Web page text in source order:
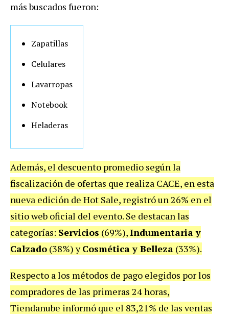
más buscados fueron:
Zapatillas
Celulares
Lavarropas
Notebook
Heladeras
Además, el descuento promedio según la
fiscalización de ofertas que realiza CACE, en esta
nueva edición de Hot Sale, registró un 26% en el
sitio web oficial del evento. Se destacan las
categorías: Servicios (69%),Indumentaria y
Calzado (38%) yCosmética y Belleza (33%).
Respecto a los métodos de pago elegidos por los
compradores de las primeras 24 horas,
Tiendanube informó que el 83,21% de las ventas